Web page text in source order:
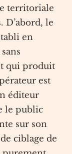
territoriale
D’abord, le
en
qui produit
est
éditeur
le public
sur son
ciblage de